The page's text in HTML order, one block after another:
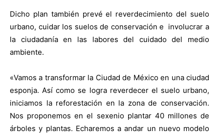
Dicho plan también prevé el reverdecimiento del suelo
urbano, cuidar los suelos de conservación e involucrar a
la ciudadanía en las labores del cuidado del medio
ambiente.
«Vamos a transformar la Ciudad de México en una ciudad
esponja. Así como se logra reverdecer el suelo urbano,
iniciamos la reforestación en la zona de conservación.
Nos proponemos en el sexenio plantar 40 millones de
árboles y plantas. Echaremos a andar un nuevo modelo